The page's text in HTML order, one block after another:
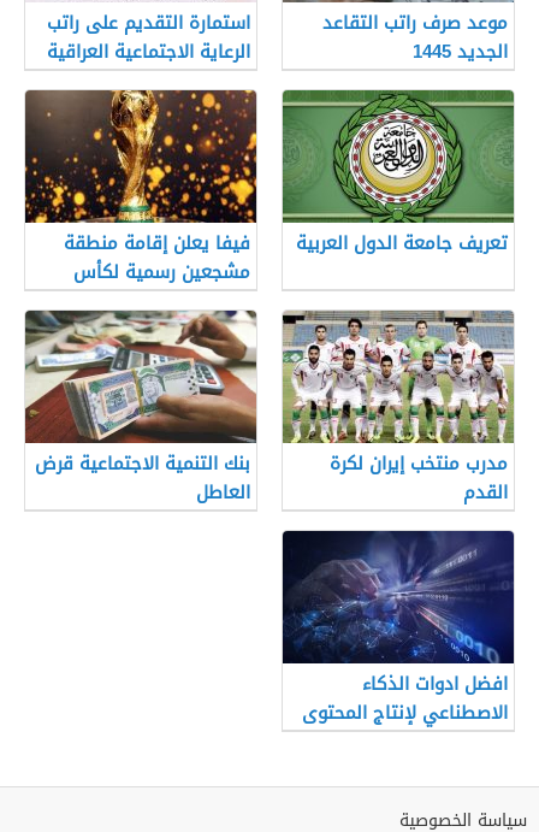
موعد صرف راتب التقاعد
الجديد 1445
استمارة التقديم على راتب
الرعاية الاجتماعية العراقية
2022
تعريف جامعة الدول العربية
فيفا يعلن إقامة منطقة
مشجعين رسمية لكأس
العالم 2022 في الرياض
مدرب منتخب إيران لكرة
القدم
بنك التنمية الاجتماعية قرض
العاطل
افضل ادوات الذكاء
الاصطناعي لإنتاج المحتوى
المرئي والصوتي في 2026
سياسة الخصوصية